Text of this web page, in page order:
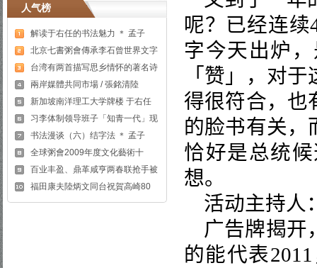
人气榜
解读于右任的书法魅力 ＊ 孟子
北京七書粥會傳承李石曾世界文字
台湾有两首描写思乡情怀的著名诗
兩岸媒體共同市場 / 張銘清陸
新加坡南洋理工大学牌楼 于右任
习李体制领导班子「知青一代」现
书法漫谈（六）结字法 ＊ 孟子
全球粥會2009年度文化藝術十
百业丰盈、鼎革咸亨两春联抢手被
福田康夫陸炳文同台祝賀高崎80
呢？已经连续
字今天出炉
「赞」，对
得很符合，也
的脸书有关，
恰好是总统
想。
活动主持人
广告牌揭开
的能代表2011